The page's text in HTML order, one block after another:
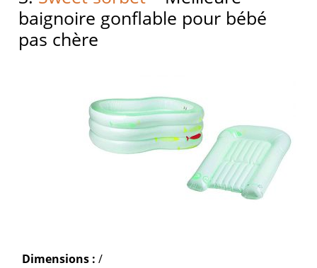
baignoire gonflable pour bébé
pas chère
Dimensions : /